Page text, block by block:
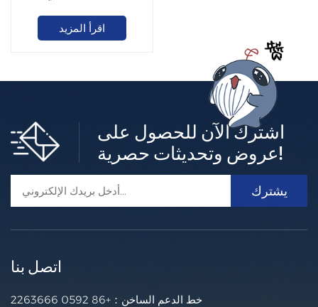
اقرأ المزيد
اشترك الآن للحصول على
عروض وتحديثات حصرية!
اتصل بنا
خط الدعم الساخن： +86 0592 2263666